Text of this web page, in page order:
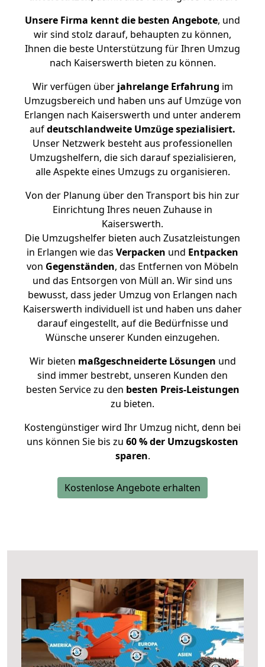
Unsere Firma kennt die besten Angebote, und
wir sind stolz darauf, behaupten zu können,
Ihnen die beste Unterstützung für Ihren Umzug
nach Kaiserswerth bieten zu können.
Wir verfügen überjahrelange Erfahrung im
Umzugsbereich und haben uns auf Umzüge von
Erlangen nach Kaiserswerth und unter anderem
aufdeutschlandweite Umzüge spezialisiert.
Unser Netzwerk besteht aus professionellen
Umzugshelfern, die sich darauf spezialisieren,
alle Aspekte eines Umzugs zu organisieren.
Von der Planung über den Transport bis hin zur
Einrichtung Ihres neuen Zuhause in
Kaiserswerth.
Die Umzugshelfer bieten auch Zusatzleistungen
in Erlangen wie das Verpacken und Entpacken
von Gegenständen, das Entfernen von Möbeln
und das Entsorgen von Müll an. Wir sind uns
bewusst, dass jeder Umzug von Erlangen nach
Kaiserswerth individuell ist und haben uns daher
darauf eingestellt, auf die Bedürfnisse und
Wünsche unserer Kunden einzugehen.
Wir bieten maßgeschneiderte Lösungen und
sind immer bestrebt, unseren Kunden den
besten Service zu den besten Preis-Leistungen
zu bieten.
Kostengünstiger wird Ihr Umzug nicht, denn bei
uns können Sie bis zu 60 % der Umzugskosten
sparen.
Kostenlose Angebote erhalten